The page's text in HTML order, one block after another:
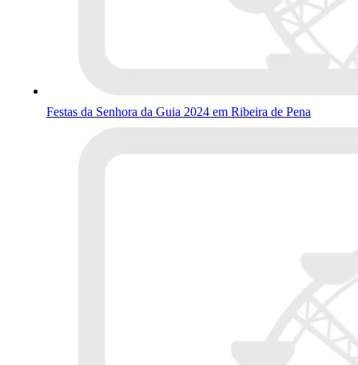
Festas da Senhora da Guia 2024 em Ribeira de Pena